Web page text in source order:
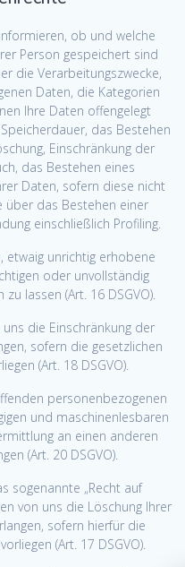
ob und welche
Person gespeichert sind
die Verarbeitungszwecke,
Daten, die Kategorien
Ihre Daten offengelegt
das Bestehen
Einschränkung der
das Bestehen eines
Daten, sofern diese nicht
über das Bestehen einer
einschließlich Profiling.
etwaig unrichtig erhobene
oder unvollständig
lassen (Art. 16 DSGVO).
die Einschränkung der
sofern die gesetzlichen
(Art. 18 DSGVO).
personenbezogenen
und maschinenlesbaren
an einen anderen
(Art. 20 DSGVO).
sogenannte „Recht auf
von uns die Löschung Ihrer
sofern hierfür die
(Art. 17 DSGVO).